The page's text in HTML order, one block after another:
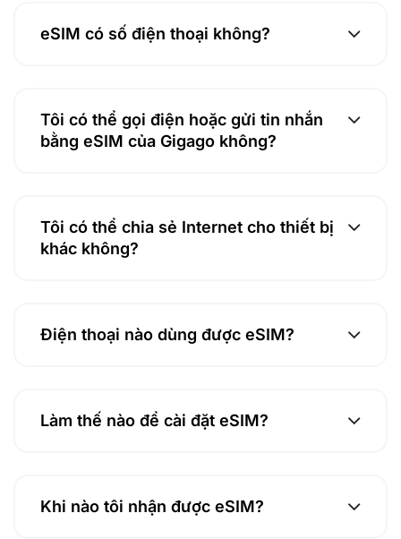
eSIM có số điện thoại không?
Tôi có thể gọi điện hoặc gửi tin nhắn
bằng eSIM của Gigago không?
Tôi có thể chia sẻ Internet cho thiết bị
khác không?
Điện thoại nào dùng được eSIM?
Làm thế nào để cài đặt eSIM?
Khi nào tôi nhận được eSIM?